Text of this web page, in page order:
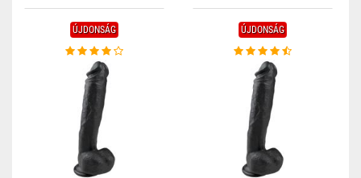
ÚJDONSÁG ÚJDONSÁG